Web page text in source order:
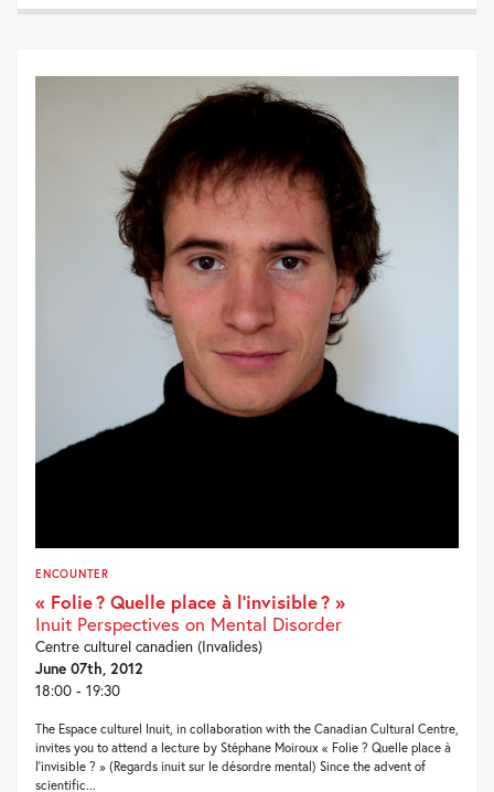
ENCOUNTER
« Folie ? Quelle place à l’invisible ? »
Inuit Perspectives on Mental Disorder
Centre culturel canadien (Invalides)
June 07th, 2012
18:00 - 19:30
The Espace culturel Inuit, in collaboration with the Canadian Cultural Centre,
invites you to attend a lecture by Stéphane Moiroux « Folie ? Quelle place à
l’invisible ? » (Regards inuit sur le désordre mental) Since the advent of
scientific...